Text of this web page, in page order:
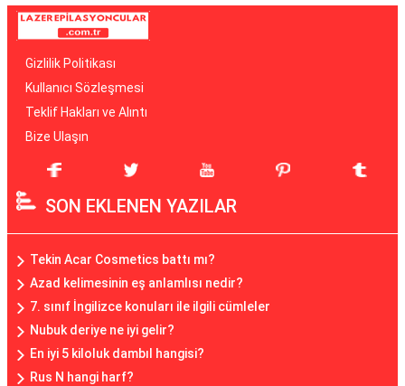
Gizlilik Politikası
Kullanıcı Sözleşmesi
Teklif Hakları ve Alıntı
Bize Ulaşın
SON EKLENEN YAZILAR
Tekin Acar Cosmetics battı mı?
Azad kelimesinin eş anlamlısı nedir?
7. sınıf İngilizce konuları ile ilgili cümleler
Nubuk deriye ne iyi gelir?
En iyi 5 kiloluk dambıl hangisi?
Rus N hangi harf?